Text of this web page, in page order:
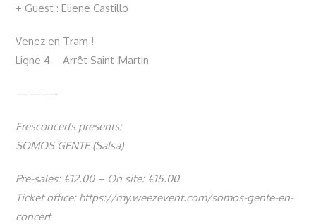
+ Guest : Eliene Castillo
Venez en Tram !
Ligne 4 – Arrêt Saint-Martin
———-
Fresconcerts presents:
SOMOS GENTE (Salsa)
Pre-sales: €12.00 – On site: €15.00
Ticket office: https://my.weezevent.com/somos-gente-en-
concert